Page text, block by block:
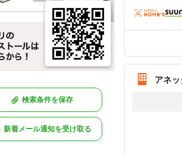
検索条件を保存
新着メール通知を受け取る
アネ